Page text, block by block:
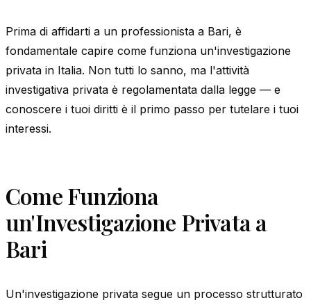
Prima di affidarti a un professionista a Bari, è
fondamentale capire come funziona un'investigazione
privata in Italia. Non tutti lo sanno, ma l'attività
investigativa privata è regolamentata dalla legge — e
conoscere i tuoi diritti è il primo passo per tutelare i tuoi
interessi.
Come Funziona
un'Investigazione Privata a
Bari
Un'investigazione privata segue un processo strutturato